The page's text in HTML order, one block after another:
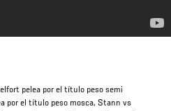
pelea por el título peso semi
por el título peso mosca, Stann vs